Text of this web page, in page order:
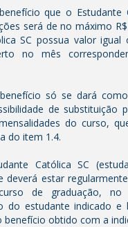
que o Estudante
será de no máximo
SC possua valor igual
no mês
só se dará
de substituição
do curso,
do item 1.4.
Católica SC
deverá estar
de graduação, no
do estudante indicado
obtido com a